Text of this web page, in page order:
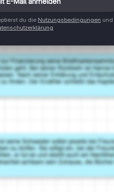
du die Nutzungsbedingungen und